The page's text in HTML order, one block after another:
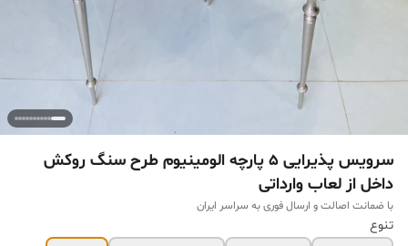
سرویس پذیرایی ۵ پارچه الومینیوم طرح سنگ روکش
داخل از لعاب وارداتی
با ضمانت اصالت و ارسال فوری به سراسر ایران
تنوع